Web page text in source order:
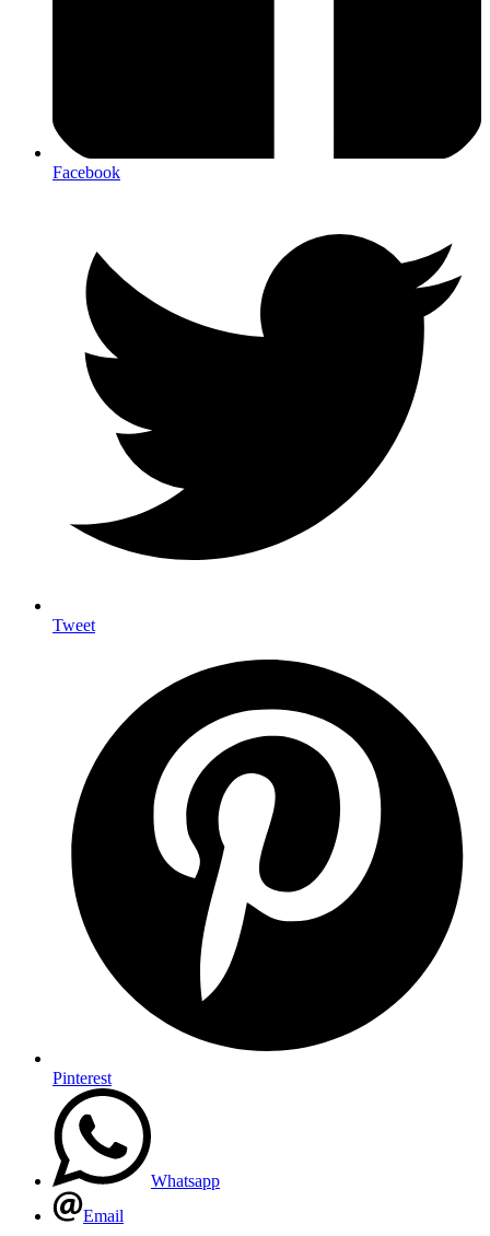
Facebook
Tweet
Pinterest
Whatsapp
Email